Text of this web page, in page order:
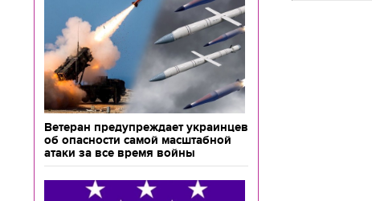
Ветеран предупреждает украинцев
об опасности самой масштабной
атаки за все время войны